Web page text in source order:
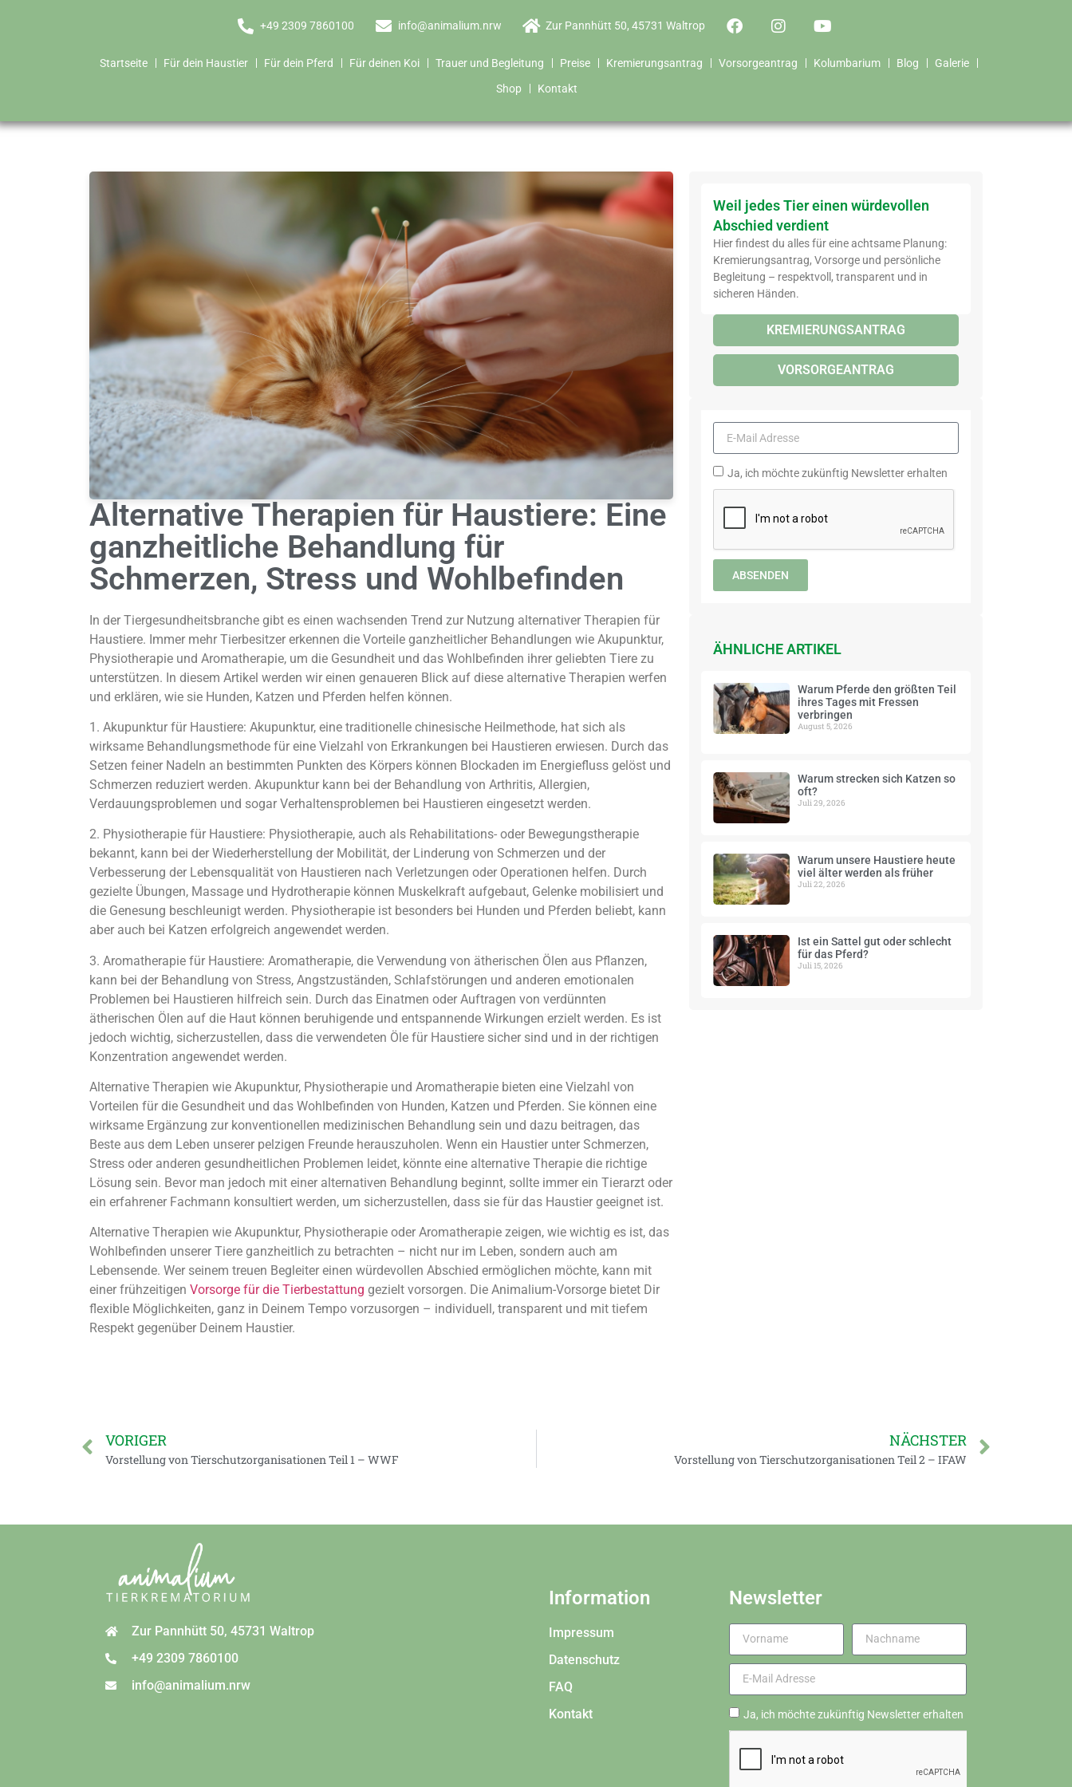
+49 2309 7860100 info@animalium.nrw Zur Pannhütt 50, 45731 Waltrop
Startseite Für dein Haustier Für dein Pferd Für deinen Koi Trauer und Begleitung Preise Kremierungsantrag Vorsorgeantrag Kolumbarium Blog
Galerie
Shop
Kontakt
Alternative Therapien für Haustiere: Eine
ganzheitliche Behandlung für
Schmerzen, Stress und Wohlbefinden
In der Tiergesundheitsbranche gibt es einen wachsenden Trend zur Nutzung alternativer Therapien für
Haustiere. Immer mehr Tierbesitzer erkennen die Vorteile ganzheitlicher Behandlungen wie Akupunktur,
Physiotherapie und Aromatherapie, um die Gesundheit und das Wohlbefinden ihrer geliebten Tiere zu
unterstützen. In diesem Artikel werden wir einen genaueren Blick auf diese alternative Therapien werfen
und erklären, wie sie Hunden, Katzen und Pferden helfen können.
1. Akupunktur für Haustiere: Akupunktur, eine traditionelle chinesische Heilmethode, hat sich als
wirksame Behandlungsmethode für eine Vielzahl von Erkrankungen bei Haustieren erwiesen. Durch das
Setzen feiner Nadeln an bestimmten Punkten des Körpers können Blockaden im Energiefluss gelöst und
Schmerzen reduziert werden. Akupunktur kann bei der Behandlung von Arthritis, Allergien,
Verdauungsproblemen und sogar Verhaltensproblemen bei Haustieren eingesetzt werden.
2. Physiotherapie für Haustiere: Physiotherapie, auch als Rehabilitations- oder Bewegungstherapie
bekannt, kann bei der Wiederherstellung der Mobilität, der Linderung von Schmerzen und der
Verbesserung der Lebensqualität von Haustieren nach Verletzungen oder Operationen helfen. Durch
gezielte Übungen, Massage und Hydrotherapie können Muskelkraft aufgebaut, Gelenke mobilisiert und
die Genesung beschleunigt werden. Physiotherapie ist besonders bei Hunden und Pferden beliebt, kann
aber auch bei Katzen erfolgreich angewendet werden.
3. Aromatherapie für Haustiere: Aromatherapie, die Verwendung von ätherischen Ölen aus Pflanzen,
kann bei der Behandlung von Stress, Angstzuständen, Schlafstörungen und anderen emotionalen
Problemen bei Haustieren hilfreich sein. Durch das Einatmen oder Auftragen von verdünnten
ätherischen Ölen auf die Haut können beruhigende und entspannende Wirkungen erzielt werden. Es ist
jedoch wichtig, sicherzustellen, dass die verwendeten Öle für Haustiere sicher sind und in der richtigen
Konzentration angewendet werden.
Alternative Therapien wie Akupunktur, Physiotherapie und Aromatherapie bieten eine Vielzahl von
Vorteilen für die Gesundheit und das Wohlbefinden von Hunden, Katzen und Pferden. Sie können eine
wirksame Ergänzung zur konventionellen medizinischen Behandlung sein und dazu beitragen, das
Beste aus dem Leben unserer pelzigen Freunde herauszuholen. Wenn ein Haustier unter Schmerzen,
Stress oder anderen gesundheitlichen Problemen leidet, könnte eine alternative Therapie die richtige
Lösung sein. Bevor man jedoch mit einer alternativen Behandlung beginnt, sollte immer ein Tierarzt oder
ein erfahrener Fachmann konsultiert werden, um sicherzustellen, dass sie für das Haustier geeignet ist.
Alternative Therapien wie Akupunktur, Physiotherapie oder Aromatherapie zeigen, wie wichtig es ist, das
Wohlbefinden unserer Tiere ganzheitlich zu betrachten – nicht nur im Leben, sondern auch am
Lebensende. Wer seinem treuen Begleiter einen würdevollen Abschied ermöglichen möchte, kann mit
einer frühzeitigen Vorsorge für die Tierbestattung gezielt vorsorgen. Die Animalium-Vorsorge bietet Dir
flexible Möglichkeiten, ganz in Deinem Tempo vorzusorgen – individuell, transparent und mit tiefem
Respekt gegenüber Deinem Haustier.
Weil jedes Tier einen würdevollen
Abschied verdient
Hier findest du alles für eine achtsame Planung:
Kremierungsantrag, Vorsorge und persönliche
Begleitung – respektvoll, transparent und in
sicheren Händen.
KREMIERUNGSANTRAG
VORSORGEANTRAG
Ja, ich möchte zukünftig Newsletter erhalten
ABSENDEN
ÄHNLICHE ARTIKEL
Warum Pferde den größten Teil
ihres Tages mit Fressen
verbringen
August 5, 2026
Warum strecken sich Katzen so
oft?
Juli 29, 2026
Warum unsere Haustiere heute
viel älter werden als früher
Juli 22, 2026
Ist ein Sattel gut oder schlecht
für das Pferd?
Juli 15, 2026
VORIGER
Vorstellung von Tierschutzorganisationen Teil 1 – WWF
NÄCHSTER
Vorstellung von Tierschutzorganisationen Teil 2 – IFAW
Zur Pannhütt 50, 45731 Waltrop
+49 2309 7860100
info@animalium.nrw
Information
Impressum
Datenschutz
FAQ
Kontakt
Newsletter
Ja, ich möchte zukünftig Newsletter erhalten